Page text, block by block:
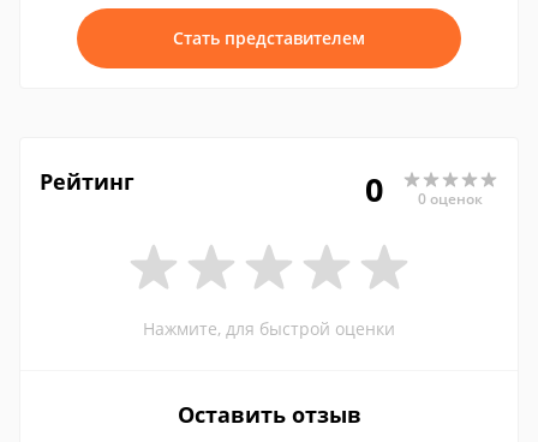
Стать представителем
Рейтинг 0 0 оценок
Нажмите, для быстрой оценки
Оставить отзыв